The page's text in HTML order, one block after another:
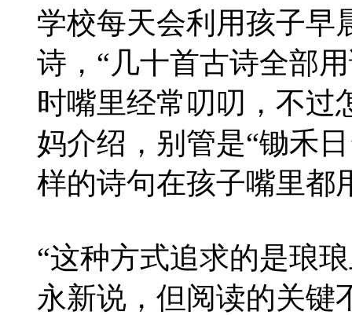
学校每天会利用孩子早
诗，“几十首古诗全部
时嘴里经常叨叨，不过
妈介绍，别管是“锄禾
样的诗句在孩子嘴里都
“这种方式追求的是琅
永新说，但阅读的关键